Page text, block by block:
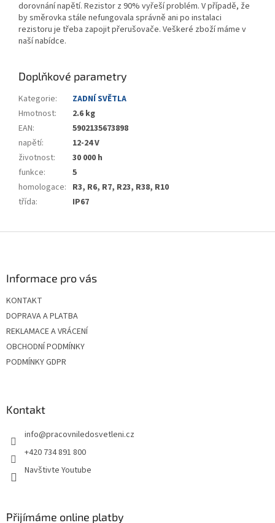
dorovnání napětí. Rezistor z 90% vyřeší problém. V případě, že
by směrovka stále nefungovala správně ani po instalaci
rezistoru je třeba zapojit přerušovače. Veškeré zboží máme v
naší nabídce.
Doplňkové parametry
Kategorie:
ZADNÍ SVĚTLA
Hmotnost:
2.6 kg
EAN:
5902135673898
napětí:
12-24 V
životnost:
30 000 h
funkce:
5
homologace: R3, R6, R7, R23, R38, R10
třída: IP67
Informace pro vás
KONTAKT
DOPRAVA A PLATBA
REKLAMACE A VRÁCENÍ
OBCHODNÍ PODMÍNKY
PODMÍNKY GDPR
Kontakt
info@pracovniledosvetleni.cz
+420 734 891 800
Navštivte Youtube
Přijímáme online platby